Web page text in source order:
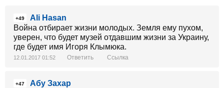
+49
Ali Hasan
Война отбирает жизни молодых. Земля ему пухом,
уверен, что будет музей отдавшим жизни за Украину,
где будет имя Игоря Клымюка.
12.01.2017 01:52 Ответить Ссылка
+47
Абу Захар